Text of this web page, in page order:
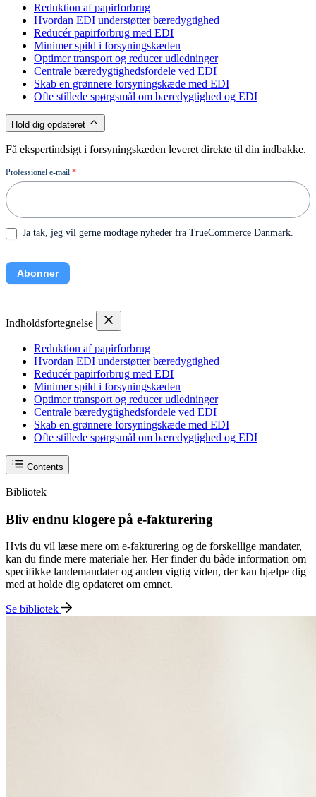
Reduktion af papirforbrug
Hvordan EDI understøtter bæredygtighed
Reducér papirforbrug med EDI
Minimer spild i forsyningskæden
Optimer transport og reducer udledninger
Centrale bæredygtighedsfordele ved EDI
Skab en grønnere forsyningskæde med EDI
Ofte stillede spørgsmål om bæredygtighed og EDI
Hold dig opdateret
Få ekspertindsigt i forsyningskæden leveret direkte til din indbakke.
Nyhedsbrev
Professionel e-mail *
Ja tak, jeg vil gerne modtage nyheder fra TrueCommerce Danmark.
Abonner
Indholdsfortegnelse
Reduktion af papirforbrug
Hvordan EDI understøtter bæredygtighed
Reducér papirforbrug med EDI
Minimer spild i forsyningskæden
Optimer transport og reducer udledninger
Centrale bæredygtighedsfordele ved EDI
Skab en grønnere forsyningskæde med EDI
Ofte stillede spørgsmål om bæredygtighed og EDI
Contents
Bibliotek
Bliv endnu klogere på e-fakturering
Hvis du vil læse mere om e-fakturering og de forskellige mandater,
kan du finde mere materiale her. Her finder du både information om
specifikke landemandater og anden vigtig viden, der kan hjælpe dig
med at holde dig opdateret om emnet.
Se bibliotek